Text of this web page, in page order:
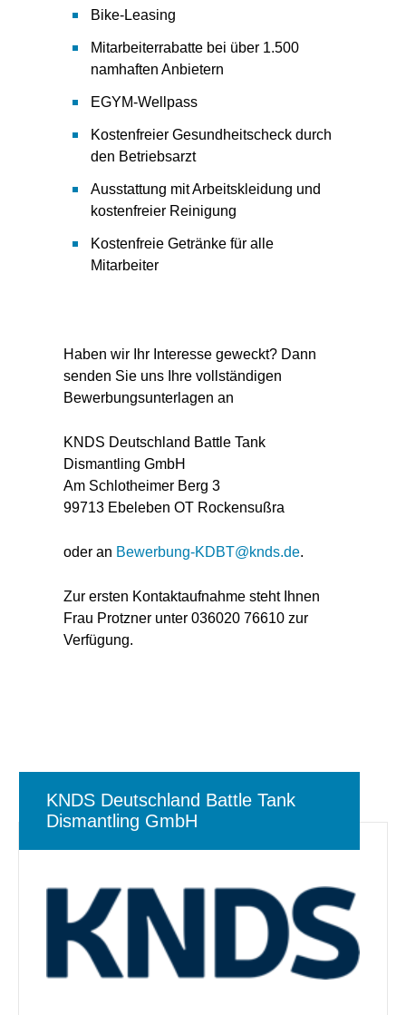
Bike-Leasing
Mitarbeiterrabatte bei über 1.500
namhaften Anbietern
EGYM-Wellpass
Kostenfreier Gesundheitscheck durch
den Betriebsarzt
Ausstattung mit Arbeitskleidung und
kostenfreier Reinigung
Kostenfreie Getränke für alle
Mitarbeiter
Haben wir Ihr Interesse geweckt? Dann
senden Sie uns Ihre vollständigen
Bewerbungsunterlagen an
KNDS Deutschland Battle Tank
Dismantling GmbH
Am Schlotheimer Berg 3
99713 Ebeleben OT Rockensußra
oder an Bewerbung-KDBT@knds.de.
Zur ersten Kontaktaufnahme steht Ihnen
Frau Protzner unter 036020 76610 zur
Verfügung.
KNDS Deutschland Battle Tank
Dismantling GmbH